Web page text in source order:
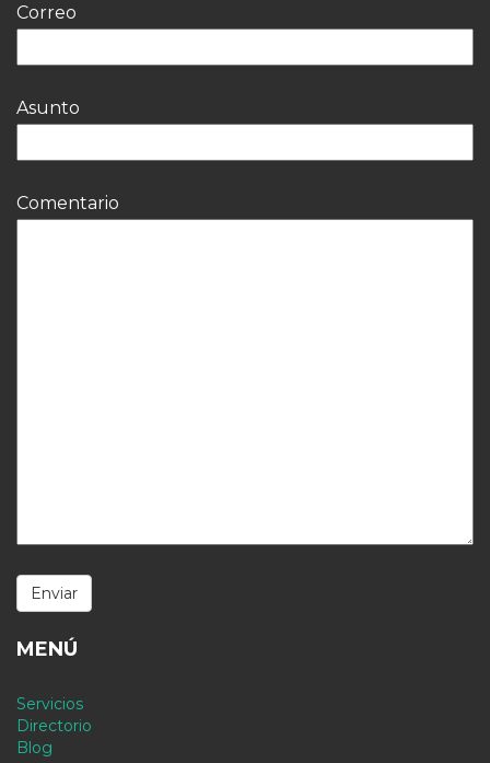
Correo
Asunto
Comentario
MENÚ
Servicios
Directorio
Blog